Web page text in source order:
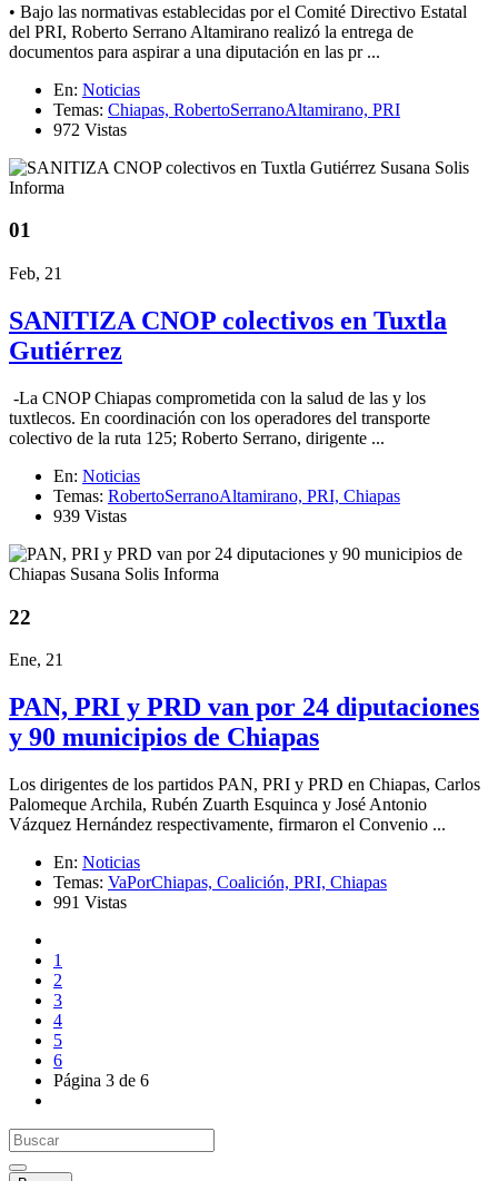
• Bajo las normativas establecidas por el Comité Directivo Estatal
del PRI, Roberto Serrano Altamirano realizó la entrega de
documentos para aspirar a una diputación en las pr ...
En: Noticias
Temas: Chiapas, RobertoSerranoAltamirano, PRI
972 Vistas
01
Feb, 21
SANITIZA CNOP colectivos en Tuxtla
Gutiérrez
-La CNOP Chiapas comprometida con la salud de las y los
tuxtlecos. En coordinación con los operadores del transporte
colectivo de la ruta 125; Roberto Serrano, dirigente ...
En: Noticias
Temas: RobertoSerranoAltamirano, PRI, Chiapas
939 Vistas
22
Ene, 21
PAN, PRI y PRD van por 24 diputaciones
y 90 municipios de Chiapas
Los dirigentes de los partidos PAN, PRI y PRD en Chiapas, Carlos
Palomeque Archila, Rubén Zuarth Esquinca y José Antonio
Vázquez Hernández respectivamente, firmaron el Convenio ...
En: Noticias
Temas: VaPorChiapas, Coalición, PRI, Chiapas
991 Vistas
1
2
3
4
5
6
Página 3 de 6